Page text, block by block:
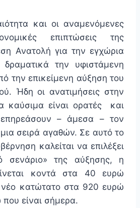
και οι αναμενόμενες
επιπτώσεις της
Ανατολή για την εγχώρια
την υφιστάμενη
την επικείμενη αύξηση του
Ήδη οι ανατιμήσεις στην
καύσιμα είναι ορατές και
– άμεσα – τον
σειρά αγαθών. Σε αυτό το
καλείται να επιλέξει
σενάριο» της αύξησης, η
κοντά στα 40 ευρώ
νέο κατώτατο στα 920 ευρώ
είναι σήμερα.